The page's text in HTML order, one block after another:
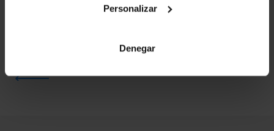
Personalizar
Denegar